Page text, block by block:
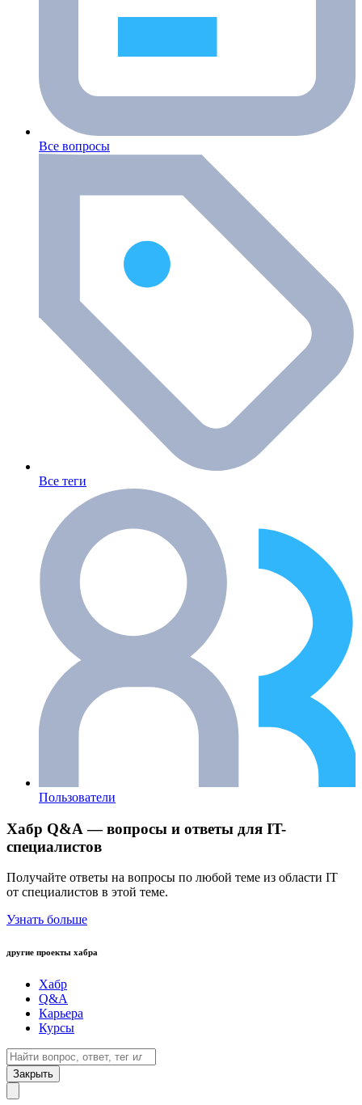
Все вопросы
Все теги
Пользователи
Хабр Q&A — вопросы и ответы для IT-
специалистов
Получайте ответы на вопросы по любой теме из области IT
от специалистов в этой теме.
Узнать больше
другие проекты хабра
Хабр
Q&A
Карьера
Курсы
Закрыть